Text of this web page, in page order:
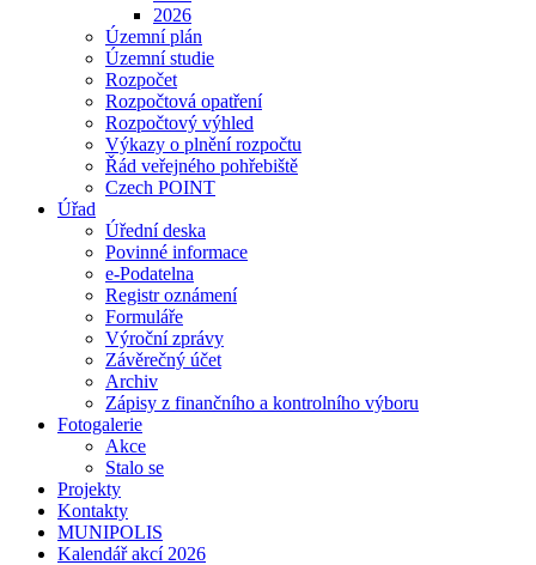
2026
Územní plán
Územní studie
Rozpočet
Rozpočtová opatření
Rozpočtový výhled
Výkazy o plnění rozpočtu
Řád veřejného pohřebiště
Czech POINT
Úřad
Úřední deska
Povinné informace
e-Podatelna
Registr oznámení
Formuláře
Výroční zprávy
Závěrečný účet
Archiv
Zápisy z finančního a kontrolního výboru
Fotogalerie
Akce
Stalo se
Projekty
Kontakty
MUNIPOLIS
Kalendář akcí 2026